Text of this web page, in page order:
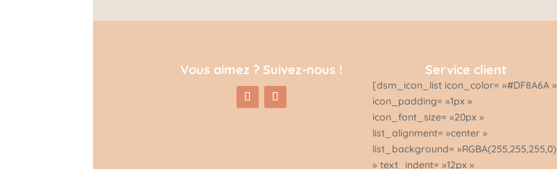
Vous aimez ? Suivez-nous ! Service client
[dsm_icon_list icon_color= »#DF8A6A »
icon_padding= »1px »
icon_font_size= »20px »
list_alignment= »center »
list_background= »RGBA(255,255,255,0)
» text_indent= »12px »